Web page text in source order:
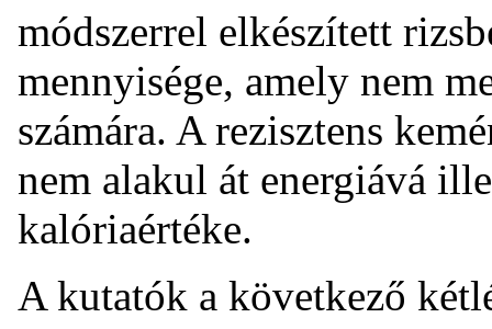
módszerrel elkészített
mennyisége, amely nem
számára. A rezisztens
nem alakul át energiává
kalóriaértéke.
A kutatók a következő